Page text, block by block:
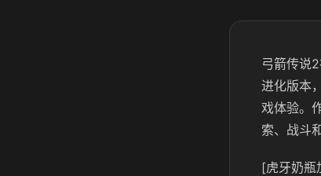
弓箭传说
进化版本
戏体验。
索、战斗
[虎牙奶瓶